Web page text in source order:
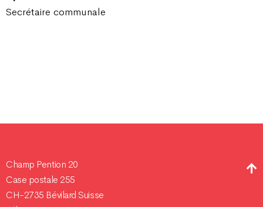
Secrétaire communale
Champ Pention 20
Case postale 255
CH-2735 Bévilard Suisse